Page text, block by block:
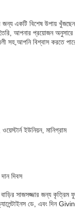
জন্য একটি বিশেষ
আপনার প্রয়োজন
বিশ্বাস করতে
ইউনিয়ন, মানিগ্রাম
দিবস
সাজসজ্জার জন্য কৃত্রিম
ডে, এবং দিন